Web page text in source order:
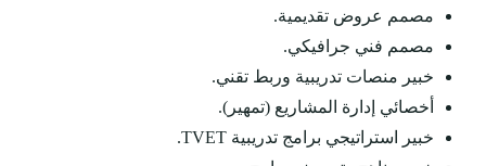
مصمم عروض تقديمية.
مصمم فني جرافيكي.
خبير منصات تدريبية وربط تقني.
أخصائي إدارة المشاريع (تمهير).
خبير استراتيجي برامج تدريبية TVET.